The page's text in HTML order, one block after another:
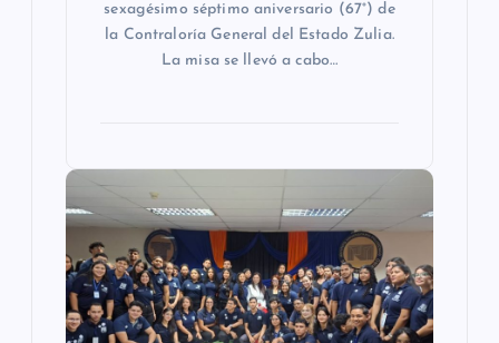
sexagésimo séptimo aniversario (67°) de
la Contraloría General del Estado Zulia.
La misa se llevó a cabo…